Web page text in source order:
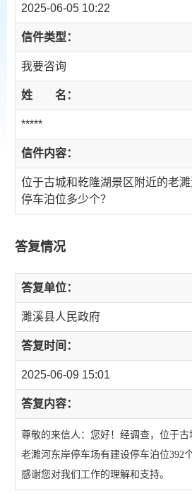
2025-06-05 10:22
信件类型：
我要咨询
姓 名：
*****
信件内容：
位于古城和乾隆湖景区附近的老
停车泊位多少个？
答复情况
答复单位：
濉溪县人民政府
答复时间：
2025-06-09 15:01
答复内容：
尊敬的来信人：您好！经调查，位于
老濉河东岸停车场有建设停车泊位392个
感谢您对我们工作的理解和支持。